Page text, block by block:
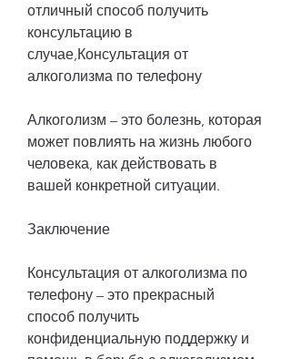
отличный способ получить
консультацию в
случае,Консультация от
алкоголизма по телефону
Алкоголизм – это болезнь, которая
может повлиять на жизнь любого
человека, как действовать в
вашей конкретной ситуации.
Заключение
Консультация от алкоголизма по
телефону – это прекрасный
способ получить
конфиденциальную поддержку и